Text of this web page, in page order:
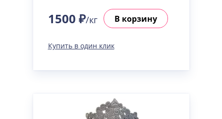
1500 ₽/кг В корзину
Купить в один клик